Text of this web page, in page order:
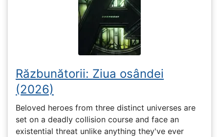
Răzbunătorii: Ziua osândei
(2026)
Beloved heroes from three distinct universes are
set on a deadly collision course and face an
existential threat unlike anything they've ever